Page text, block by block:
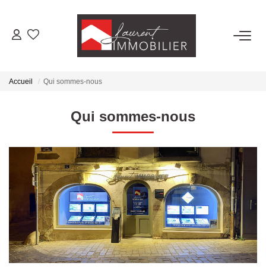
ACHETER
ESTIMER
FAIRE GÉRER
NOS AGENCES
Laurent Immobilier Tournus
Laurent Immobilier Pont De Vaux
Accueil Qui sommes-nous
Qui sommes-nous